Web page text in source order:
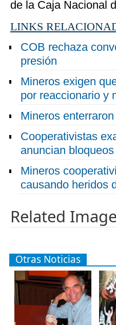
de la Caja Nacional
LINKS
COB rechaza
presión
Mineros exigen
por reaccionario y
Mineros
Cooperativistas
anuncian bloqueos
Mineros
causando heridos
Related
Otras Noticias